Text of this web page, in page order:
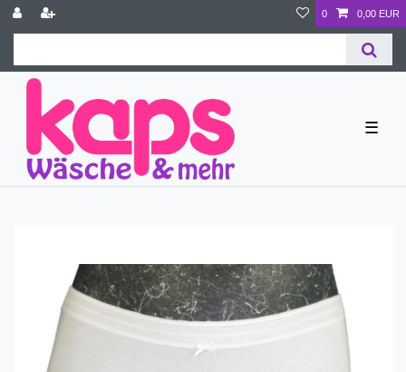
0 0,00 EUR
☰